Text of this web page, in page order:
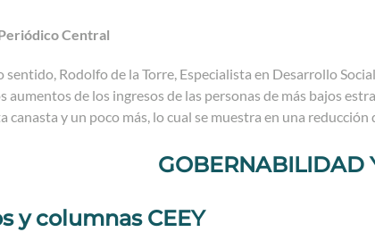
Central
sentido, Rodolfo de la Torre, Especialista en Desarrollo
aumentos de los ingresos de las personas de más bajos
canasta y un poco más, lo cual se muestra en una
GOBERNABILIDAD
y columnas CEEY